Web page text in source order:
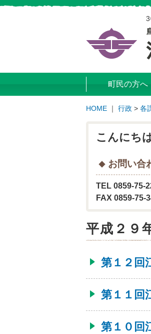
町民の方へ
HOME ｜ 行政 > 各
こんにち
お問い合
TEL 0859-75-
FAX 0859-75-
平成２９
第１２回
第１１回
第１０回